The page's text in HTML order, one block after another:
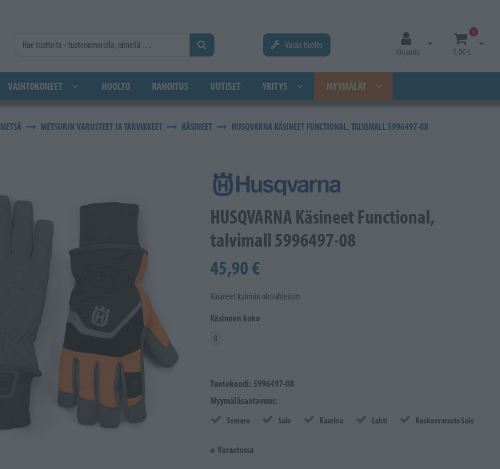
Varaa huolto
Kirjaudu
Avaa kirjautuminen
0
0,00 €
Avaa
VAIHTOKONEET HUOLTO RAHOITUS UUTISET YRITYS MYYMÄLÄT
METSÄ METSURIN VARUSTEET JA TARVIKKEET KÄSINEET HUSQVARNA KÄSINEET FUNCTIONAL, TALVIMALL 5996497-08
HUSQVARNA Käsineet Functional,
talvimall 5996497-08
45,90 €
Käsineet kylmiin olosuhteisiin
Käsineen koko
8
Tuotekoodi: 5996497-08
Myymäläsaatavuus:
Somero Salo Kaarina Lahti Keskusvarasto Salo
Varastossa